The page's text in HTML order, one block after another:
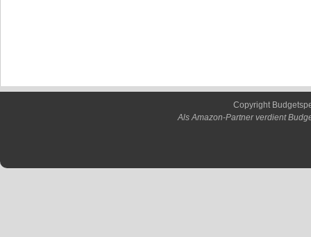
Copyright
Als Amazon-Partner verdient